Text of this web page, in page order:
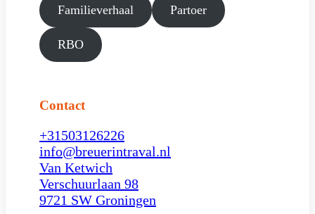
Familieverhaal Partoer
RBO
Contact
+31503126226
info@breuerintraval.nl
Van Ketwich
Verschuurlaan 98
9721 SW Groningen